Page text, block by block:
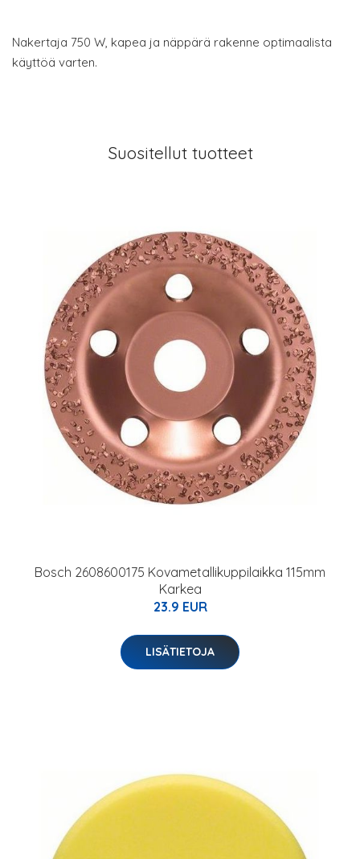
Nakertaja 750 W, kapea ja näppärä rakenne optimaalista
käyttöä varten.
Suositellut tuotteet
Bosch 2608600175 Kovametallikuppilaikka 115mm
Karkea
23.9 EUR
LISÄTIETOJA